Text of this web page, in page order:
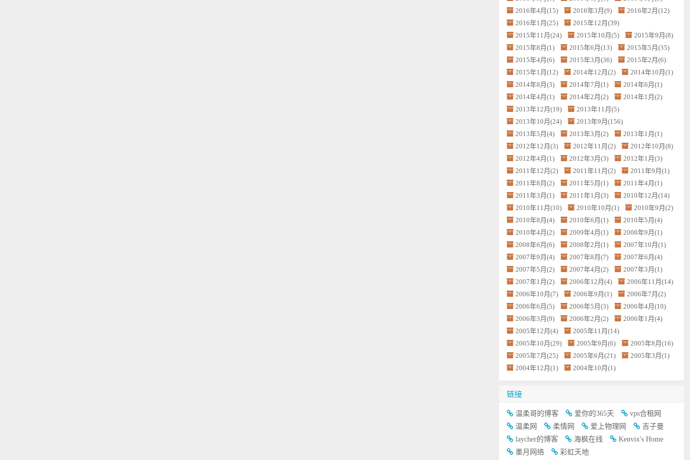
2016年4月(15)
2016年3月(9)
2016年2月(12)
2016年1月(25)
2015年12月(39)
2015年11月(24)
2015年10月(5)
2015年9月(8)
2015年8月(1)
2015年6月(13)
2015年5月(35)
2015年4月(6)
2015年3月(36)
2015年2月(6)
2015年1月(12)
2014年12月(2)
2014年10月(1)
2014年8月(3)
2014年7月(1)
2014年6月(1)
2014年4月(1)
2014年2月(2)
2014年1月(2)
2013年12月(19)
2013年11月(5)
2013年10月(24)
2013年9月(156)
2013年5月(4)
2013年3月(2)
2013年1月(1)
2012年12月(3)
2012年11月(2)
2012年10月(8)
2012年4月(1)
2012年3月(3)
2012年1月(3)
2011年12月(2)
2011年11月(2)
2011年9月(1)
2011年8月(2)
2011年5月(1)
2011年4月(1)
2011年3月(1)
2011年1月(3)
2010年12月(14)
2010年11月(10)
2010年10月(1)
2010年9月(2)
2010年8月(4)
2010年6月(1)
2010年5月(4)
2010年4月(2)
2009年4月(1)
2008年9月(1)
2008年6月(6)
2008年2月(1)
2007年10月(1)
2007年9月(4)
2007年8月(7)
2007年6月(4)
2007年5月(2)
2007年4月(2)
2007年3月(1)
2007年1月(2)
2006年12月(4)
2006年11月(14)
2006年10月(7)
2006年9月(1)
2006年7月(2)
2006年6月(5)
2006年5月(3)
2006年4月(10)
2006年3月(9)
2006年2月(2)
2006年1月(4)
2005年12月(4)
2005年11月(14)
2005年10月(29)
2005年9月(6)
2005年8月(16)
2005年7月(25)
2005年6月(21)
2005年3月(1)
2004年12月(1)
2004年10月(1)
链接
温柔哥的博客 爱你的365天
vps合租网
温柔网
柔情网 爱上物理网
吉子曼
laycher的博客
海枫在线
Kenvix's Home
墨月网络
彩虹天地